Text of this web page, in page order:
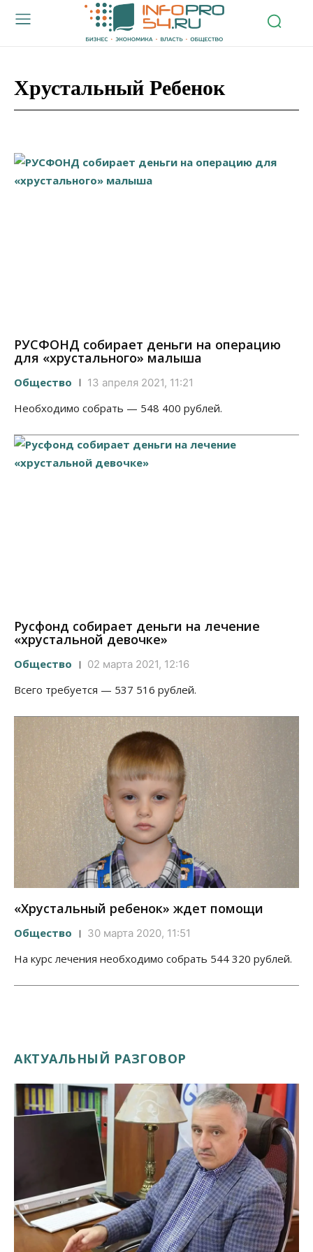
Хрустальный Ребенок
РУСФОНД собирает деньги на операцию
для «хрустального» малыша
Общество 13 апреля 2021, 11:21
Необходимо собрать — 548 400 рублей.
Русфонд собирает деньги на лечение
«хрустальной девочке»
Общество 02 марта 2021, 12:16
Всего требуется — 537 516 рублей.
«Хрустальный ребенок» ждет помощи
Общество 30 марта 2020, 11:51
На курс лечения необходимо собрать 544 320 рублей.
АКТУАЛЬНЫЙ РАЗГОВОР